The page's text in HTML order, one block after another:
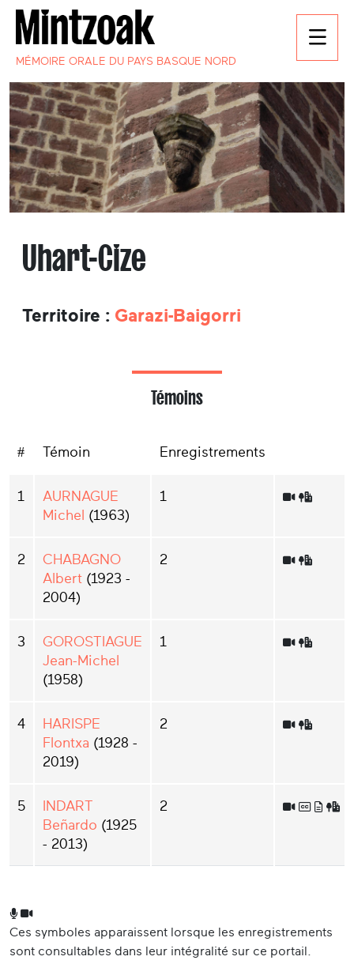
MÉMOIRE ORALE DU PAYS BASQUE NORD
Uhart-Cize
Territoire : Garazi-Baigorri
Témoins
# Témoin Enregistrements
1
AURNAGUE
Michel (1963)
1
2
CHABAGNO
Albert (1923 -
2004)
2
3
GOROSTIAGUE
Jean-Michel
(1958)
1
4
HARISPE
Flontxa (1928 -
2019)
2
5
INDART
Beñardo (1925
- 2013)
2
Ces symboles apparaissent lorsque les enregistrements
sont consultables dans leur intégralité sur ce portail.